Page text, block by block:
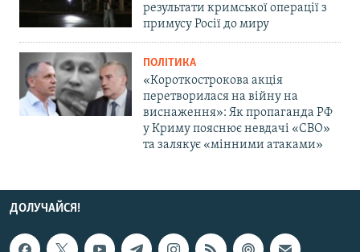
результати кримської операції з
примусу Росії до миру
ПОЛІТИКА
«Короткострокова акція
перетворилася на війну на
виснаження»: Як пропаганда РФ
у Криму пояснює невдачі «СВО»
та залякує «мінними атаками»
ДОЛУЧАЙСЯ!